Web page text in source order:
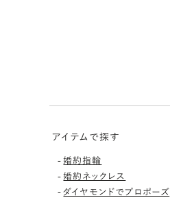
アイテムで探す
-婚約指輪
-婚約ネックレス
-ダイヤモンドでプロポーズ